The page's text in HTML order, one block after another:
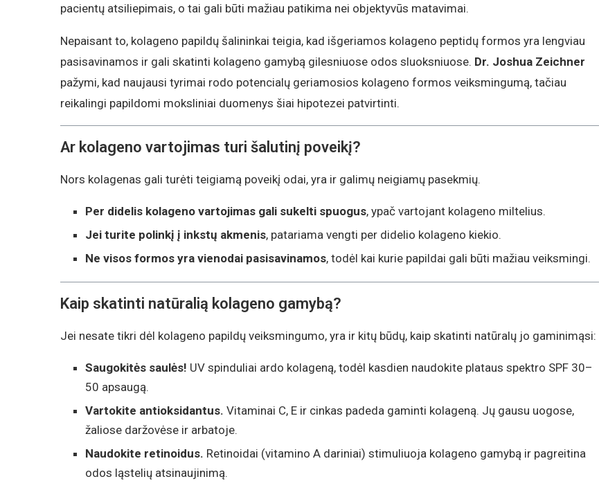
pacientų atsiliepimais, o tai gali būti mažiau patikima nei objektyvūs matavimai.
Nepaisant to, kolageno papildų šalininkai teigia, kad išgeriamos kolageno peptidų formos yra lengviau
pasisavinamos ir gali skatinti kolageno gamybą gilesniuose odos sluoksniuose. Dr. Joshua Zeichner
pažymi, kad naujausi tyrimai rodo potencialų geriamosios kolageno formos veiksmingumą, tačiau
reikalingi papildomi moksliniai duomenys šiai hipotezei patvirtinti.
Ar kolageno vartojimas turi šalutinį poveikį?
Nors kolagenas gali turėti teigiamą poveikį odai, yra ir galimų neigiamų pasekmių.
Per didelis kolageno vartojimas gali sukelti spuogus, ypač vartojant kolageno miltelius.
Jei turite polinkį į inkstų akmenis, patariama vengti per didelio kolageno kiekio.
Ne visos formos yra vienodai pasisavinamos, todėl kai kurie papildai gali būti mažiau veiksmingi.
Kaip skatinti natūralią kolageno gamybą?
Jei nesate tikri dėl kolageno papildų veiksmingumo, yra ir kitų būdų, kaip skatinti natūralų jo gaminimąsi:
Saugokitės saulės! UV spinduliai ardo kolageną, todėl kasdien naudokite plataus spektro SPF 30–
50 apsaugą.
Vartokite antioksidantus. Vitaminai C, E ir cinkas padeda gaminti kolageną. Jų gausu uogose,
žaliose daržovėse ir arbatoje.
Naudokite retinoidus. Retinoidai (vitamino A dariniai) stimuliuoja kolageno gamybą ir pagreitina
odos ląstelių atsinaujinimą.